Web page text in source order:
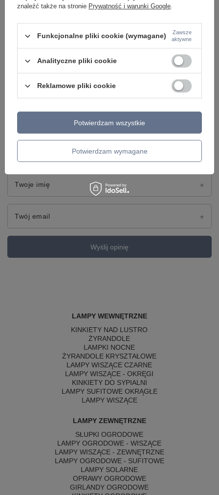
Napisz swoją opinię
5/5
Dodaj własne zdjęcie produktu:
Twoje imię
Twój email
Wyślij opinię
LAMPY WEWNĘTRZNE
KINKIETY NAD LUSTRO
ŻYRANDOLE
LAMPKI NOCNE
ŻYRANDOLE KRYSZTAŁOWE
LAMPY WISZĄCE CZARNE
LAMPY WISZĄCE - OKRĘGI
KINKIETY DO SYPIALNI
LAMPY SUFITOWE OKRĄGŁE
LAMPY WISZĄCE
LAMPY ZEWNĘTRZNE
SŁUPKI OGRODOWE
LAMPY OGRODOWE - WISZĄCE
LAMPY WISZĄCE - ZEWNĘTRZNE
LAMPY OGRODOWE - SUFITOWE
LAMPY SOLARNE
OPRAWY OGRODOWE
GIRLANDY OGRODOWE
znaleźć także na stronie Prywatność i warunki Google.
Funkcjonalne pliki cookie (wymagane)
Zawsze
aktywne
Analityczne pliki cookie
Reklamowe pliki cookie
Potwierdzam wymagane
Potwierdzam wszystkie